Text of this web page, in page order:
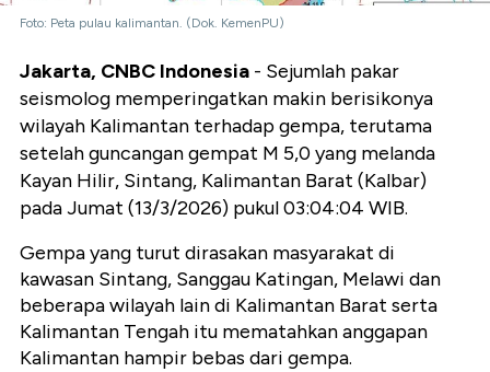
Foto: Peta pulau kalimantan. (Dok. KemenPU)
Jakarta, CNBC Indonesia - Sejumlah pakar
seismolog memperingatkan makin berisikonya
wilayah Kalimantan terhadap gempa, terutama
setelah guncangan gempat M 5,0 yang melanda
Kayan Hilir, Sintang, Kalimantan Barat (Kalbar)
pada Jumat (13/3/2026) pukul 03:04:04 WIB.
Gempa yang turut dirasakan masyarakat di
kawasan Sintang, Sanggau Katingan, Melawi dan
beberapa wilayah lain di Kalimantan Barat serta
Kalimantan Tengah itu mematahkan anggapan
Kalimantan hampir bebas dari gempa.